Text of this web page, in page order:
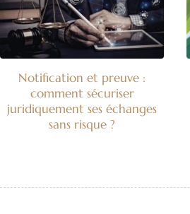
Notification et preuve :
comment sécuriser
juridiquement ses échanges
sans risque ?